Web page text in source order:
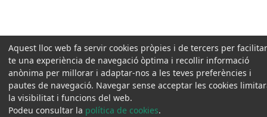
Aquest lloc web fa servir cookies pròpies i de tercers per
te una experiència de navegació òptima i recollir informació
anònima per millorar i adaptar-nos a les teves preferències i
pautes de navegació. Navegar sense acceptar les cookies
la visibilitat i funcions del web.
Podeu consultar la política de cookies.